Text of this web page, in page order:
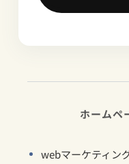
ホームペ
webマーケティン